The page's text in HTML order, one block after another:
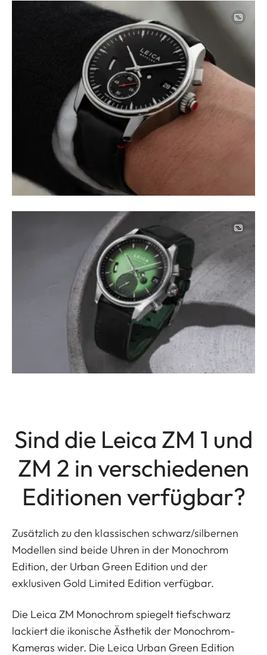
Sind die Leica ZM 1 und
ZM 2 in verschiedenen
Editionen verfügbar?
Zusätzlich zu den klassischen schwarz/silbernen
Modellen sind beide Uhren in der Monochrom
Edition, der Urban Green Edition und der
exklusiven Gold Limited Edition verfügbar.
Die Leica ZM Monochrom spiegelt tiefschwarz
lackiert die ikonische Ästhetik der Monochrom-
Kameras wider. Die Leica Urban Green Edition